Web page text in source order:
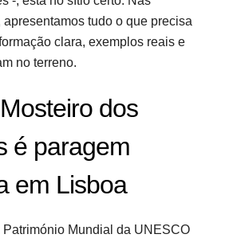
tudo o que precisa
clara, exemplos reais e
no terreno.
dos
é paragem
em Lisboa
Mundial da UNESCO